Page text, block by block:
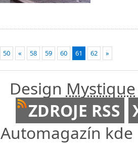
50 « 58 59 60 61 62 »
Design Mystique
ZDROJE RSS
Automagazín